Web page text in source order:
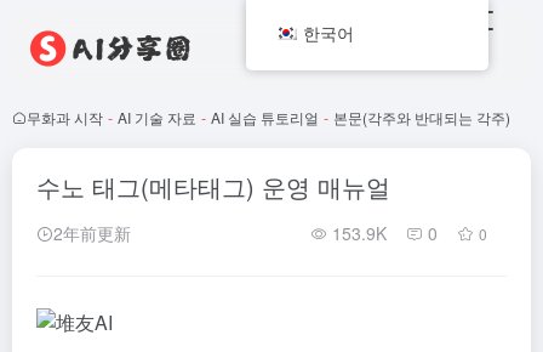
무화과 시작 - AI 기술 자료 - AI 실습 튜토리얼 - 본문(각주와 반대되는 각주)
수노 태그(메타태그) 운영 매뉴얼
2年前更新 153.9K 0 0
한국어